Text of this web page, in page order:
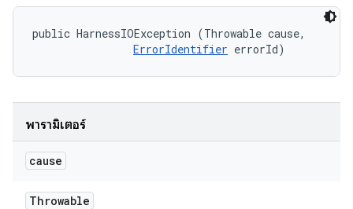
public HarnessIOException (Throwable cause,
ErrorIdentifier errorId)
พารามิเตอร์
cause
Throwable